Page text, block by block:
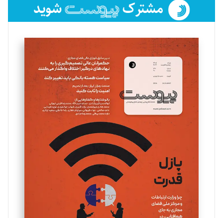
فائزه فتحی رستمی
تحریریه
سروش کرمیان
تحریریه
مینا پاکدل
یسنا امان‌پور
تحریریه
ملینا جعفری